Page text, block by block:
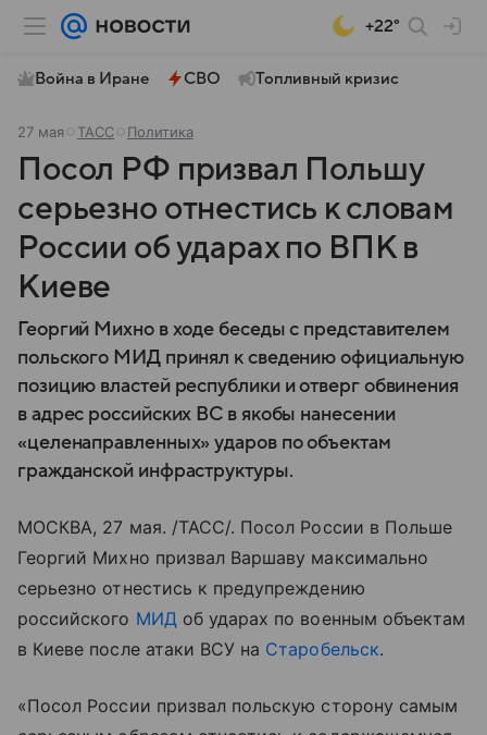
+22°
Война в Иране СВО Топливный кризис
27 мая ТАСС Политика
Посол РФ призвал Польшу
серьезно отнестись к словам
России об ударах по ВПК в
Киеве
Георгий Михно в ходе беседы с представителем
польского МИД принял к сведению официальную
позицию властей республики и отверг обвинения
в адрес российских ВС в якобы нанесении
«целенаправленных» ударов по объектам
гражданской инфраструктуры.
МОСКВА, 27 мая. /ТАСС/. Посол России в Польше
Георгий Михно призвал Варшаву максимально
серьезно отнестись к предупреждению
российского МИДоб ударах по военным объектам
в Киеве после атаки ВСУ на Старобельск.
«Посол России призвал польскую сторону самым